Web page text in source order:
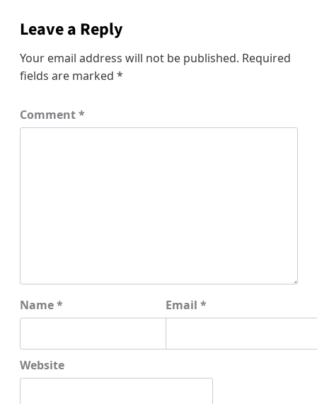
Leave a Reply
Your email address will not be published. Required
fields are marked *
Comment*
Name* Email *
Website